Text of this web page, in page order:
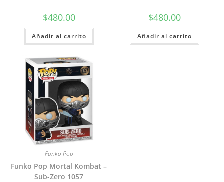
$480.00
Añadir al carrito
$480.00
Añadir al carrito
Funko Pop
Funko Pop Mortal Kombat –
Sub-Zero 1057